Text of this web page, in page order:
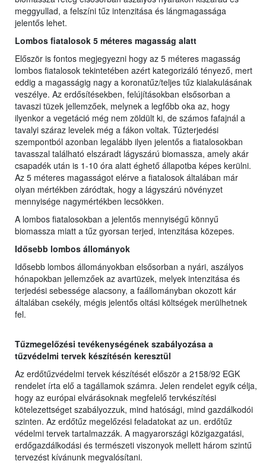
meggyullad, a felszíni tűz intenzitása és lángmagassága
jelentős lehet.
Lombos fiatalosok 5 méteres magasság alatt
Először is fontos megjegyezni hogy az 5 méteres magasság
lombos fiatalosok tekintetében azért kategorizáló tényező, mert
eddig a magasságig nagy a koronatűz/teljes tűz kialakulásának
veszélye. Az erdősítésekben, felújításokban elsősorban a
tavaszi tüzek jellemzőek, melynek a legfőbb oka az, hogy
ilyenkor a vegetáció még nem zöldült ki, de számos fafajnál a
tavalyi száraz levelek még a fákon voltak. Tűzterjedési
szempontból azonban legalább ilyen jelentős a fiatalosokban
tavasszal található elszáradt lágyszárú biomassza, amely akár
csapadék után is 1-10 óra alatt éghető állapotba képes kerülni.
Az 5 méteres magasságot elérve a fiatalosok általában már
olyan mértékben záródtak, hogy a lágyszárú növényzet
mennyisége nagymértékben lecsökken.
A lombos fiatalosokban a jelentős mennyiségű könnyű
biomassza miatt a tűz gyorsan terjed, intenzitása közepes.
Idősebb lombos állományok
Idősebb lombos állományokban elsősorban a nyári, aszályos
hónapokban jellemzőek az avartüzek, melyek intenzitása és
terjedési sebessége alacsony, a faállományban okozott kár
általában csekély, mégis jelentős oltási költségek merülhetnek
fel.
Tűzmegelőzési tevékenységének szabályozása a
tűzvédelmi tervek készítésén keresztül
Az erdőtűzvédelmi tervek készítését először a 2158/92 EGK
rendelet írta elő a tagállamok számra. Jelen rendelet egyik célja,
hogy az európai elvárásoknak megfelelő tervkészítési
kötelezettséget szabályozzuk, mind hatósági, mind gazdálkodói
szinten. Az erdőtűz megelőzési feladatokat az un. erdőtűz
védelmi tervek tartalmazzák. A magyarországi közigazgatási,
erdőgazdálkodási és természeti viszonyok mellett három szintű
tervezést kívánunk megvalósítani.